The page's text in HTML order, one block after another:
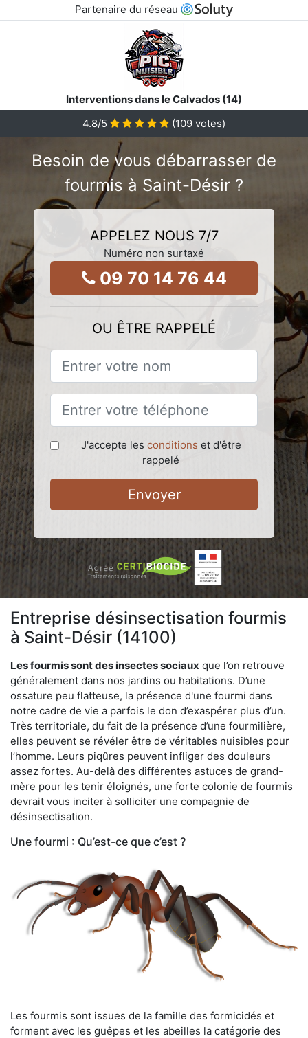
Partenaire du réseau
Interventions dans le Calvados (14)
4.8/5 (109 votes)
Besoin de vous débarrasser de
fourmis à Saint-Désir ?
APPELEZ NOUS 7/7
Numéro non surtaxé
09 70 14 76 44
OU ÊTRE RAPPELÉ
J'accepte les conditions et d'être
rappelé
Envoyer
Entreprise désinsectisation fourmis
à Saint-Désir (14100)
Les fourmis sont des insectes sociaux que l’on retrouve
généralement dans nos jardins ou habitations. D’une
ossature peu flatteuse, la présence d'une fourmi dans
notre cadre de vie a parfois le don d’exaspérer plus d’un.
Très territoriale, du fait de la présence d’une fourmilière,
elles peuvent se révéler être de véritables nuisibles pour
l’homme. Leurs piqûres peuvent infliger des douleurs
assez fortes. Au-delà des différentes astuces de grand-
mère pour les tenir éloignés, une forte colonie de fourmis
devrait vous inciter à solliciter une compagnie de
désinsectisation.
Une fourmi : Qu’est-ce que c’est ?
Les fourmis sont issues de la famille des formicidés et
forment avec les guêpes et les abeilles la catégorie des